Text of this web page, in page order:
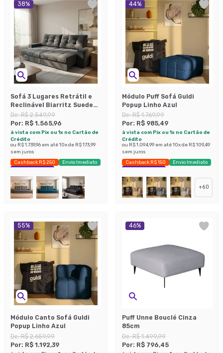
38%
Sofá 3 Lugares Retrátil e
Reclinável Biarritz Suede
Grafite
De:R$ 2.549,99
Por: R$ 1.565,96
à vista com Pix ou 1x no Cartão de
Crédito
ou R$ 1.739,96 em até10x de R$ 173,99
sem juros
Cashback R$ 250
Envio Imediato
Exclusivo Mobly
44%
Módulo Puff Sofá Guldi
Popup Linho Azul
De:R$ 1.769,99
Por: R$ 985,49
à vista com Pix ou 1x no Cartão de
Crédito
ou R$ 1.094,99 em até10x de R$ 109,49
sem juros
Cashback R$ 150
Envio Imediato
Exclusivo Mobly
+60
55%
Módulo Canto Sofá Guldi
Popup Linho Azul
De:R$ 2.659,99
Por: R$ 1.192,39
46%
Puff Unne Bouclé Cinza
85cm
De:R$ 1.499,99
Por: R$ 796,45